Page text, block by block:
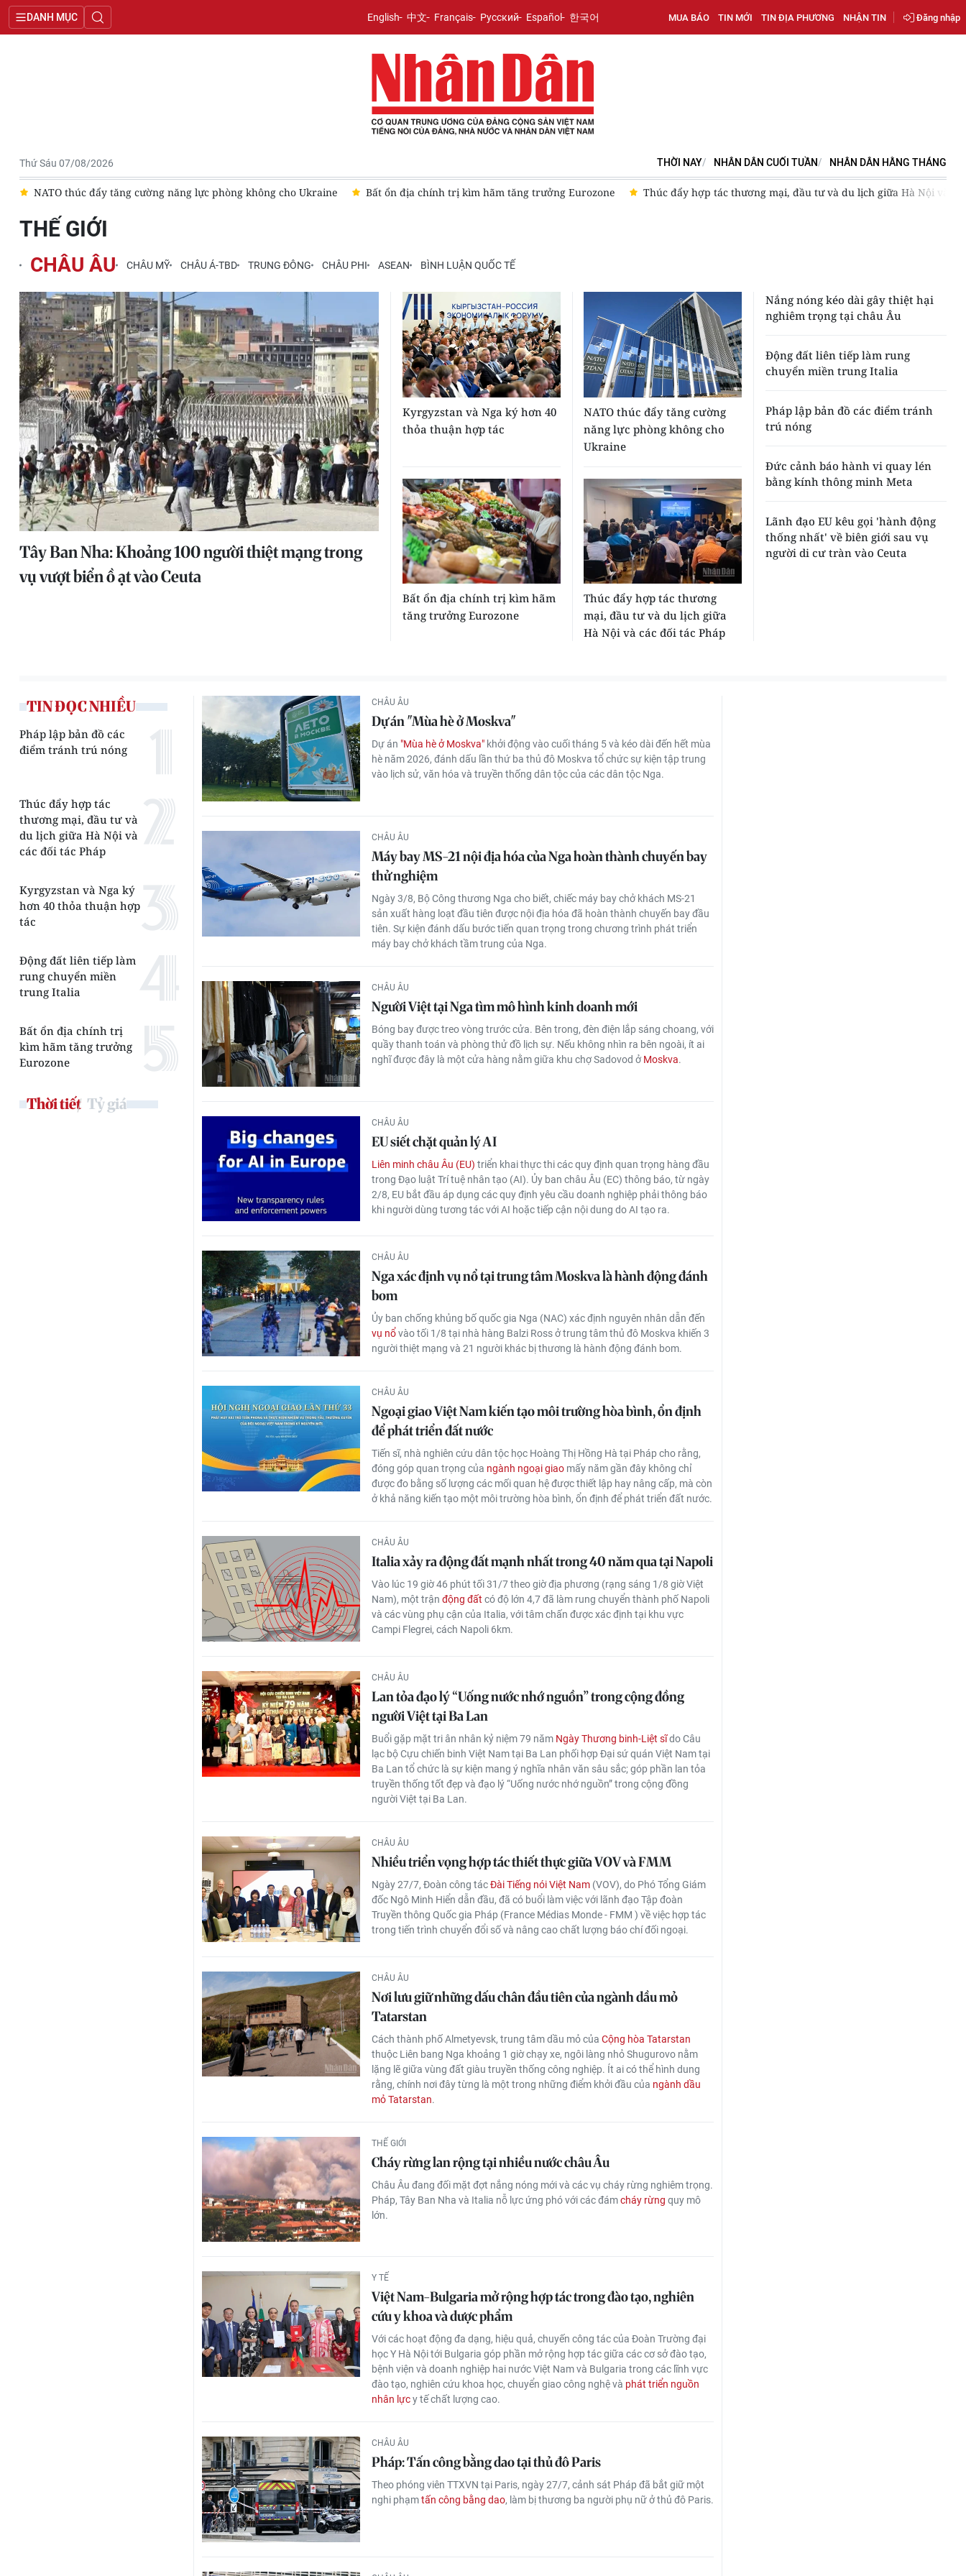
DANH MỤC English 中文 Français Русский Español 한국어 MUA BÁO TIN MỚI TIN ĐỊA PHƯƠNG NHẬN TIN Đăng nhập
Thứ Sáu 07/08/2026 THỜI NAY NHÂN DÂN CUỐI TUẦN NHÂN DÂN HẰNG THÁNG
NATO thúc đẩy tăng cường năng lực phòng không cho Ukraine Bất ổn địa chính trị kìm hãm tăng trưởng Eurozone Thúc đẩy hợp tác thương mại, đầu tư và du lịch giữa Hà Nội và
THẾ GIỚI
CHÂU ÂU CHÂU MỸ CHÂU Á-TBD TRUNG ĐÔNG CHÂU PHI ASEAN BÌNH LUẬN QUỐC TẾ
Tây Ban Nha: Khoảng 100 người thiệt mạng trong
vụ vượt biển ồ ạt vào Ceuta
Kyrgyzstan và Nga ký hơn 40
thỏa thuận hợp tác
NATO thúc đẩy tăng cường
năng lực phòng không cho
Ukraine
Bất ổn địa chính trị kìm hãm
tăng trưởng Eurozone
Thúc đẩy hợp tác thương
mại, đầu tư và du lịch giữa
Hà Nội và các đối tác Pháp
Nắng nóng kéo dài gây thiệt hại
nghiêm trọng tại châu Âu
Động đất liên tiếp làm rung
chuyển miền trung Italia
Pháp lập bản đồ các điểm tránh
trú nóng
Đức cảnh báo hành vi quay lén
bằng kính thông minh Meta
Lãnh đạo EU kêu gọi 'hành động
thống nhất' về biên giới sau vụ
người di cư tràn vào Ceuta
TIN ĐỌC NHIỀU
Pháp lập bản đồ các
điểm tránh trú nóng
Thúc đẩy hợp tác
thương mại, đầu tư và
du lịch giữa Hà Nội và
các đối tác Pháp
Kyrgyzstan và Nga ký
hơn 40 thỏa thuận hợp
tác
Động đất liên tiếp làm
rung chuyển miền
trung Italia
Bất ổn địa chính trị
kìm hãm tăng trưởng
Eurozone
Thời tiết Tỷ giá
CHÂU ÂU
Dự án "Mùa hè ở Moskva"
Dự án "Mùa hè ở Moskva" khởi động vào cuối tháng 5 và kéo dài đến hết mùa
hè năm 2026, đánh dấu lần thứ ba thủ đô Moskva tổ chức sự kiện tập trung
vào lịch sử, văn hóa và truyền thống dân tộc của các dân tộc Nga.
CHÂU ÂU
Máy bay MS-21 nội địa hóa của Nga hoàn thành chuyến bay
thử nghiệm
Ngày 3/8, Bộ Công thương Nga cho biết, chiếc máy bay chở khách MS-21
sản xuất hàng loạt đầu tiên được nội địa hóa đã hoàn thành chuyến bay đầu
tiên. Sự kiện đánh dấu bước tiến quan trọng trong chương trình phát triển
máy bay chở khách tầm trung của Nga.
CHÂU ÂU
Người Việt tại Nga tìm mô hình kinh doanh mới
Bóng bay được treo vòng trước cửa. Bên trong, đèn điện lắp sáng choang, với
quầy thanh toán và phòng thử đồ lịch sự. Nếu không nhìn ra bên ngoài, ít ai
nghĩ được đây là một cửa hàng nằm giữa khu chợ Sadovod ở Moskva.
CHÂU ÂU
EU siết chặt quản lý AI
Liên minh châu Âu (EU) triển khai thực thi các quy định quan trọng hàng đầu
trong Đạo luật Trí tuệ nhân tạo (AI). Ủy ban châu Âu (EC) thông báo, từ ngày
2/8, EU bắt đầu áp dụng các quy định yêu cầu doanh nghiệp phải thông báo
khi người dùng tương tác với AI hoặc tiếp cận nội dung do AI tạo ra.
CHÂU ÂU
Nga xác định vụ nổ tại trung tâm Moskva là hành động đánh
bom
Ủy ban chống khủng bố quốc gia Nga (NAC) xác định nguyên nhân dẫn đến
vụ nổvào tối 1/8 tại nhà hàng Balzi Ross ở trung tâm thủ đô Moskva khiến 3
người thiệt mạng và 21 người khác bị thương là hành động đánh bom.
CHÂU ÂU
Ngoại giao Việt Nam kiến tạo môi trường hòa bình, ổn định
để phát triển đất nước
Tiến sĩ, nhà nghiên cứu dân tộc học Hoàng Thị Hồng Hà tại Pháp cho rằng,
đóng góp quan trọng của ngành ngoại giao mấy năm gần đây không chỉ
được đo bằng số lượng các mối quan hệ được thiết lập hay nâng cấp, mà còn
ở khả năng kiến tạo một môi trường hòa bình, ổn định để phát triển đất nước.
CHÂU ÂU
Italia xảy ra động đất mạnh nhất trong 40 năm qua tại Napoli
Vào lúc 19 giờ 46 phút tối 31/7 theo giờ địa phương (rạng sáng 1/8 giờ Việt
Nam), một trận động đất có độ lớn 4,7 đã làm rung chuyển thành phố Napoli
và các vùng phụ cận của Italia, với tâm chấn được xác định tại khu vực
Campi Flegrei, cách Napoli 6km.
CHÂU ÂU
Lan tỏa đạo lý “Uống nước nhớ nguồn” trong cộng đồng
người Việt tại Ba Lan
Buổi gặp mặt tri ân nhân kỷ niệm 79 năm Ngày Thương binh-Liệt sĩdo Câu
lạc bộ Cựu chiến binh Việt Nam tại Ba Lan phối hợp Đại sứ quán Việt Nam tại
Ba Lan tổ chức là sự kiện mang ý nghĩa nhân văn sâu sắc; góp phần lan tỏa
truyền thống tốt đẹp và đạo lý “Uống nước nhớ nguồn” trong cộng đồng
người Việt tại Ba Lan.
CHÂU ÂU
Nhiều triển vọng hợp tác thiết thực giữa VOV và FMM
Ngày 27/7, Đoàn công tácĐài Tiếng nói Việt Nam (VOV), do Phó Tổng Giám
đốc Ngô Minh Hiển dẫn đầu, đã có buổi làm việc với lãnh đạo Tập đoàn
Truyền thông Quốc gia Pháp (France Médias Monde - FMM ) về việc hợp tác
trong tiến trình chuyển đổi số và nâng cao chất lượng báo chí đối ngoại.
CHÂU ÂU
Nơi lưu giữ những dấu chân đầu tiên của ngành dầu mỏ
Tatarstan
Cách thành phố Almetyevsk, trung tâm dầu mỏ của Cộng hòa Tatarstan
thuộc Liên bang Nga khoảng 1 giờ chạy xe, ngôi làng nhỏ Shugurovo nằm
lặng lẽ giữa vùng đất giàu truyền thống công nghiệp. Ít ai có thể hình dung
rằng, chính nơi đây từng là một trong những điểm khởi đầu của ngành dầu
mỏ Tatarstan.
THẾ GIỚI
Cháy rừng lan rộng tại nhiều nước châu Âu
Châu Âu đang đối mặt đợt nắng nóng mới và các vụ cháy rừng nghiêm trọng.
Pháp, Tây Ban Nha và Italia nỗ lực ứng phó với các đámcháy rừng quy mô
lớn.
Y TẾ
Việt Nam-Bulgaria mở rộng hợp tác trong đào tạo, nghiên
cứu y khoa và dược phẩm
Với các hoạt động đa dạng, hiệu quả, chuyến công tác của Đoàn Trường đại
học Y Hà Nội tới Bulgaria góp phần mở rộng hợp tác giữa các cơ sở đào tạo,
bệnh viện và doanh nghiệp hai nước Việt Nam và Bulgaria trong các lĩnh vực
đào tạo, nghiên cứu khoa học, chuyển giao công nghệ và phát triển nguồn
nhân lựcy tế chất lượng cao.
CHÂU ÂU
Pháp: Tấn công bằng dao tại thủ đô Paris
Theo phóng viên TTXVN tại Paris, ngày 27/7, cảnh sát Pháp đã bắt giữ một
nghi phạmtấn công bằng dao, làm bị thương ba người phụ nữ ở thủ đô Paris.